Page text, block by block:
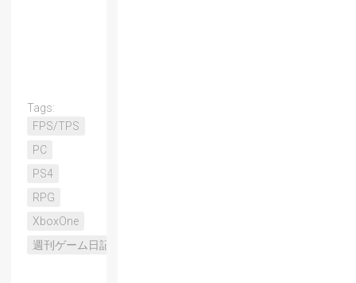
Tags:
FPS/TPS
PC
PS4
RPG
XboxOne
週刊ゲーム日記